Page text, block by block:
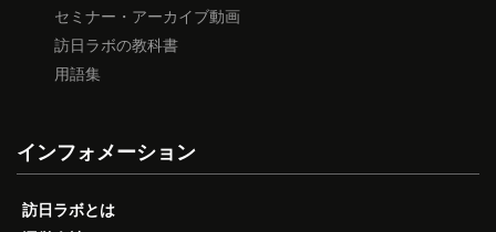
セミナー・アーカイブ動画
訪日ラボの教科書
用語集
インフォメーション
訪日ラボとは